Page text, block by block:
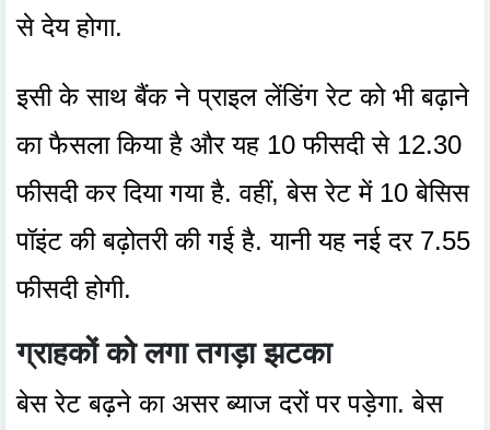
से देय होगा.
इसी के साथ बैंक ने प्राइल लेंडिंग रेट को भी बढ़ाने
का फैसला किया है और यह 10 फीसदी से 12.30
फीसदी कर दिया गया है. वहीं, बेस रेट में 10 बेसिस
पॉइंट की बढ़ोतरी की गई है. यानी यह नई दर 7.55
फीसदी होगी.
ग्राहकों को लगा तगड़ा झटका
बेस रेट बढ़ने का असर ब्याज दरों पर पड़ेगा. बेस